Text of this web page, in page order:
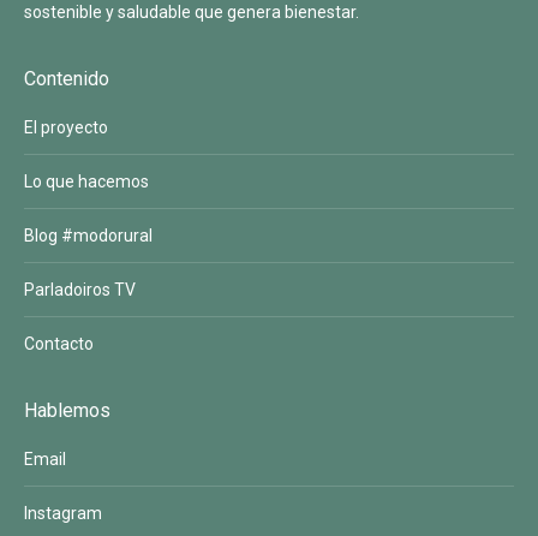
sostenible y saludable que genera bienestar.
Contenido
El proyecto
Lo que hacemos
Blog #modorural
Parladoiros TV
Contacto
Hablemos
Email
Instagram